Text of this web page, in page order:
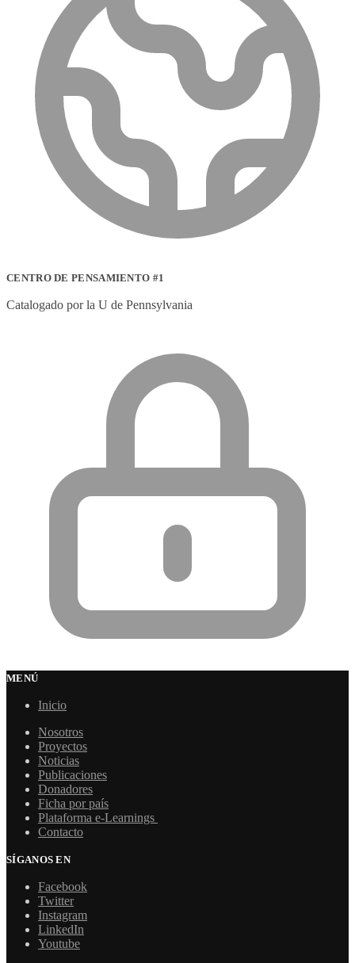
CENTRO DE PENSAMIENTO #1
Catalogado por la U de Pennsylvania
MENÚ
Inicio
Nosotros
Proyectos
Noticias
Publicaciones
Donadores
Ficha por país
Plataforma e-Learnings
Contacto
SÍGANOS EN
Facebook
Twitter
Instagram
LinkedIn
Youtube